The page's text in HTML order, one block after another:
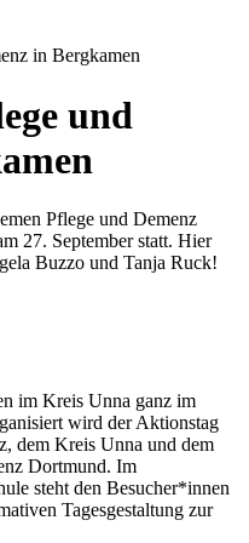
in Bergkamen
und
Pflege und Demenz
27. September statt. Hier
Buzzo und Tanja Ruck!
im Kreis Unna ganz im
wird der Aktionstag
dem Kreis Unna und dem
Dortmund. Im
steht den Besucher*innen
Tagesgestaltung zur